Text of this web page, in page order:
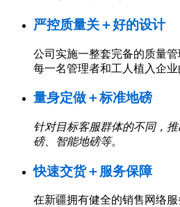
严控质量关＋好的设计
公司实施一整套完备的质量
每一名管理者和工人植入企业
量身定做＋标准地磅
针对目标客服群体的不同，
磅、智能地磅等。
快速交货＋服务保障
在新疆拥有健全的销售网络服